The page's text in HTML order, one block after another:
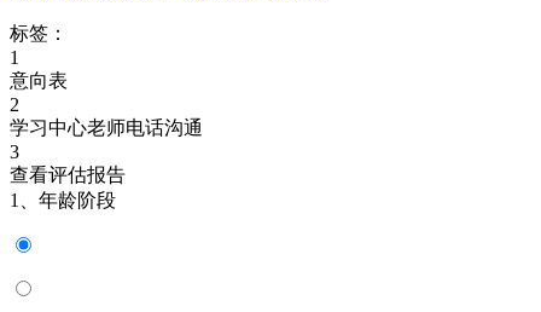
标签：
1
意向表
2
学习中心老师电话沟通
3
查看评估报告
1、年龄阶段